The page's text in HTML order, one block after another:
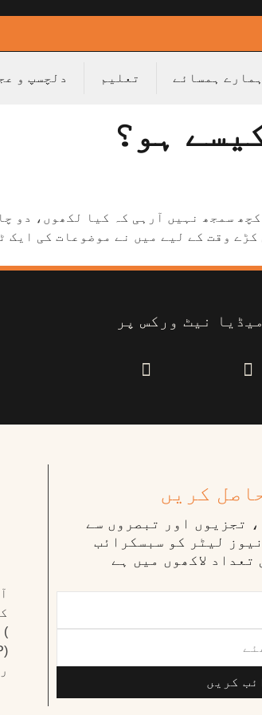
ہمارے ہمسائے تعلیم دلچسپ و
ہو؟
سمجھ نہیں آرہی کہ کیا لکھوں، دو
وقت کے لیے میں نے موضوعات کی ایک
نیٹ ورکس پر
کریں
تجزیوں اور تبصروں سے
لیٹر کو سبسکرائب
لاکھوں میں ہے
کریں
)